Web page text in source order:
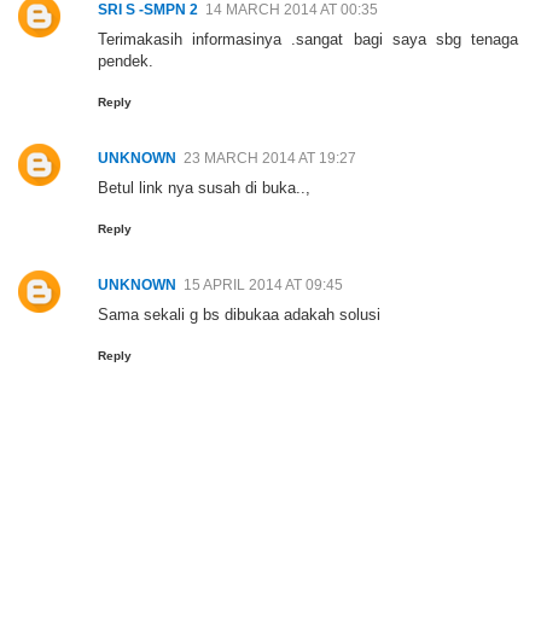
SRI S -SMPN 2 14 MARCH 2014 AT 00:35
Terimakasih informasinya .sangat bagi saya sbg tenaga
pendek.
Reply
UNKNOWN 23 MARCH 2014 AT 19:27
Betul link nya susah di buka..,
Reply
UNKNOWN 15 APRIL 2014 AT 09:45
Sama sekali g bs dibukaa adakah solusi
Reply